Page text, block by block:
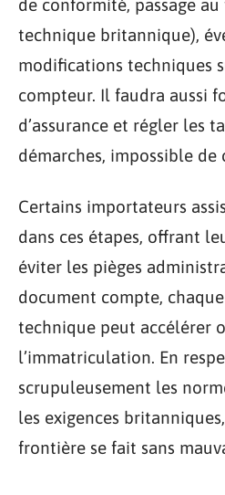
de conformité, passage
technique britannique),
modifications techniques
compteur. Il faudra aussi
d’assurance et régler les
démarches, impossible de
Certains importateurs
dans ces étapes, offrant
éviter les pièges
document compte,
technique peut accélérer
l’immatriculation. En
scrupuleusement les
les exigences
frontière se fait sans